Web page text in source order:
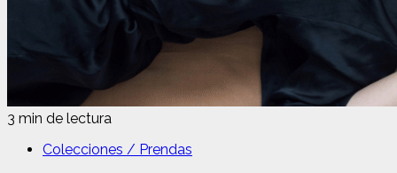
3 min de lectura
Colecciones / Prendas